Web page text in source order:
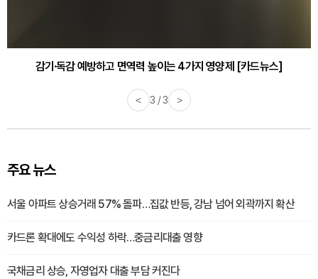
감기·독감 예방하고 면역력 높이는 4가지 영양제 [카드뉴스]
< 3 / 3 >
주요 뉴스
서울 아파트 상승거래 57% 돌파…집값 반등, 강남 넘어 외곽까지 확산
카드론 확대에도 수익성 하락…중금리대출 영향
국채금리 상승, 자영업자 대출 부담 커진다